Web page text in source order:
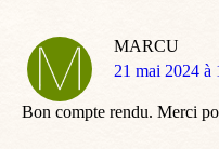
MARCU
dit
21 mai 2024 à
Bon compte rendu. Merci